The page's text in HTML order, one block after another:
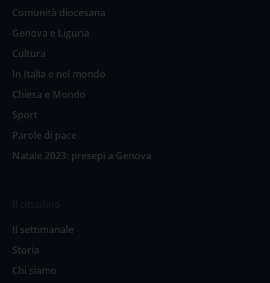
Comunità diocesana
Genova e Liguria
Cultura
In Italia e nel mondo
Chiesa e Mondo
Sport
Parole di pace
Natale 2023: presepi a Genova
Il settimanale
Storia
Chi siamo